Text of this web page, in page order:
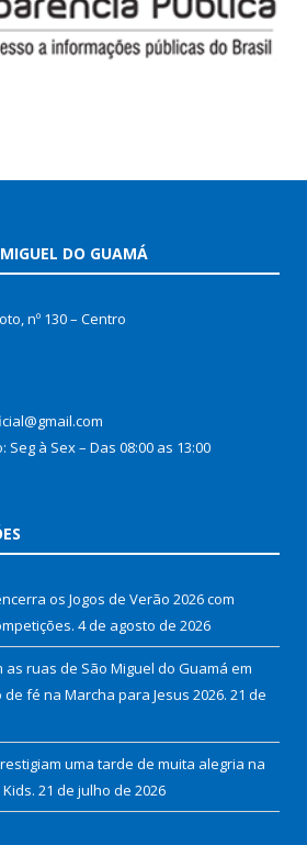
DO GUAMÁ
nº 130 – Centro
à Sex – Das 08:00 as 13:00
os Jogos de Verão 2026 com
4 de agosto de 2026
ruas de São Miguel do Guamá em
fé na Marcha para Jesus 2026. 21 de
uma tarde de muita alegria na
21 de julho de 2026